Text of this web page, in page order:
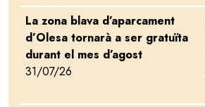
La zona blava d’aparcament
d’Olesa tornarà a ser gratuïta
durant el mes d’agost
31/07/26